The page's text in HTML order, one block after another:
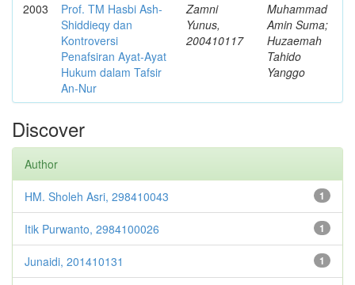
2003
Prof. TM Hasbi Ash-
Shiddieqy dan
Kontroversi
Penafsiran Ayat-Ayat
Hukum dalam Tafsir
An-Nur
Zamni
Yunus,
200410117
Muhammad
Amin Suma;
Huzaemah
Tahido
Yanggo
Discover
Author
1
HM. Sholeh Asri, 298410043
1
Itik Purwanto, 2984100026
1
Junaidi, 201410131